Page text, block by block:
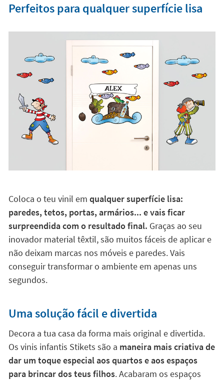
Perfeitos para qualquer superfície lisa
Coloca o teu vinil em qualquer superfície lisa:
paredes, tetos, portas, armários... e vais ficar
surpreendida com o resultado final. Graças ao seu
inovador material têxtil, são muitos fáceis de aplicar e
não deixam marcas nos móveis e paredes. Vais
conseguir transformar o ambiente em apenas uns
segundos.
Uma solução fácil e divertida
Decora a tua casa da forma mais original e divertida.
Os vinis infantis Stikets são a maneira mais criativa de
dar um toque especial aos quartos e aos espaços
para brincar dos teus filhos. Acabaram os espaços